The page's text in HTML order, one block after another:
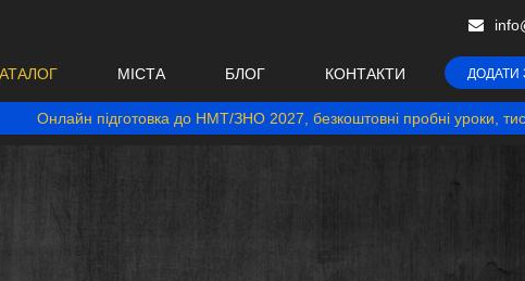
МІСТА БЛОГ КОНТАКТИ ДОДАТИ
Онлайн підготовка до НМТ/ЗНО 2027, безкоштовні пробні уроки,